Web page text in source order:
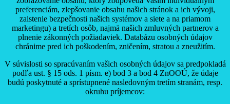
preferenciám, zlepšovanie obsahu našich stránok a ich vývoji,
zaistenie bezpečnosti našich systémov a siete a na priamom
marketingu) a tretích osôb, najmä našich zmluvných partnerov a
plnenie zákonných požiadaviek. Databázu osobných údajov
chránime pred ich poškodením, zničením, stratou a zneužitím.
V súvislosti so spracúvaním vašich osobných údajov sa predpokladá
podľa ust. § 15 ods. 1 písm. e) bod 3 a bod 4 ZnOOÚ, že údaje
budú poskytnuté a sprístupnené nasledovným tretím stranám, resp.
okruhu príjemcov: